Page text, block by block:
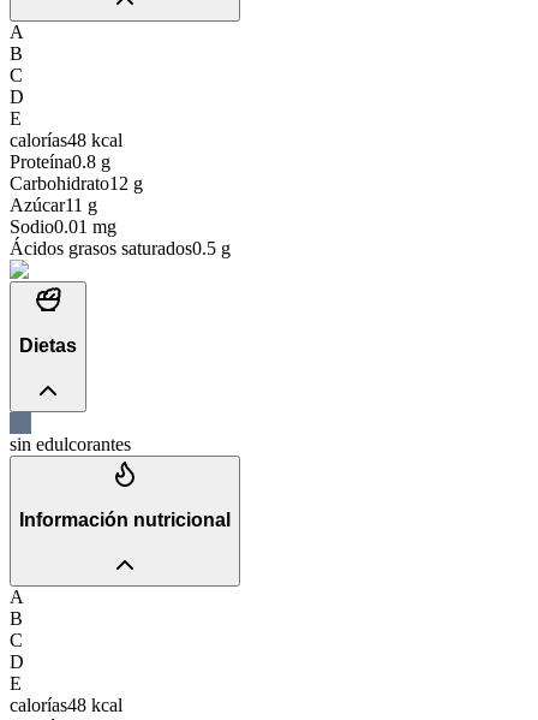
A
B
C
D
E
calorías48 kcal
Proteína0.8 g
Carbohidrato12 g
Azúcar11 g
Sodio0.01 mg
Ácidos grasos saturados0.5 g
Dietas
sin edulcorantes
Información nutricional
A
B
C
D
E
calorías48 kcal